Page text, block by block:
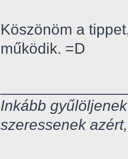
Köszönöm a
működik. =D
Inkább
szeressenek